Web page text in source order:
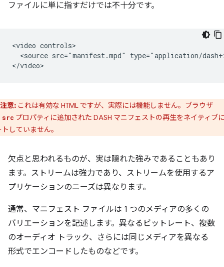
ファイルに単に指すだけでは不十分です。
<video controls>
<source src="manifest.mpd" type="application/
注意: これは有効な HTML ですが、実際には機能しません。ブラウザ
src プロパティに追加された DASH マニフェストの再生をネイティブ
していません。
欠点と思われるものが、実は隠れた強みであることもあり
ます。ストリームは強力であり、ストリームを使用するア
プリケーションのニーズは異なります。
通常、マニフェスト ファイルは 1 つのメディアの多くの
バリエーションを記述します。異なるビットレート、複数
のオーディオ トラック、さらには同じメディアを異なる
形式でエンコードしたものなどです。